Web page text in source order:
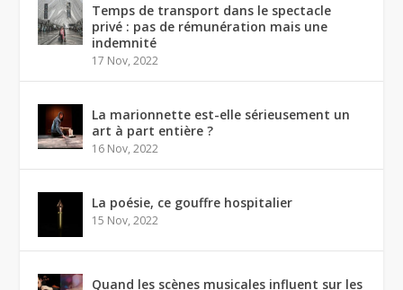
Temps de transport dans le spectacle
privé : pas de rémunération mais une
indemnité
17 Nov, 2022
La marionnette est-elle sérieusement un
art à part entière ?
16 Nov, 2022
La poésie, ce gouffre hospitalier
15 Nov, 2022
Quand les scènes musicales influent sur les